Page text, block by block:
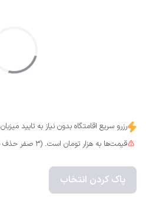
رزرو سریع اقامتگاه بدون نیاز به تایید میزبان
قیمت‌ها به هزار تومان است. (3 صفر حذف شده)
پاک کردن انتخاب